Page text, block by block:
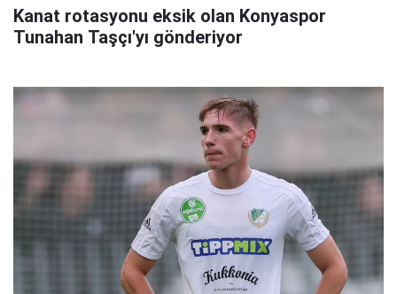
Kanat rotasyonu eksik olan Konyaspor
Tunahan Taşçı'yı gönderiyor